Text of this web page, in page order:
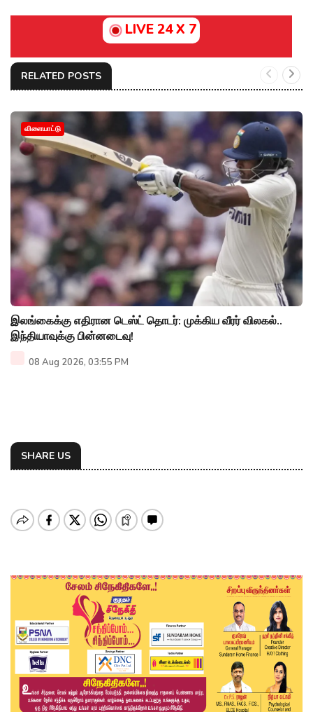
LIVE 24 X 7
RELATED POSTS
விளையாட்டு
இலங்கைக்கு எதிரான டெஸ்ட் தொடர்: முக்கிய வீரர் விலகல்..
இந்தியாவுக்கு பின்னடைவு!
08 Aug 2026, 03:55 PM
SHARE US